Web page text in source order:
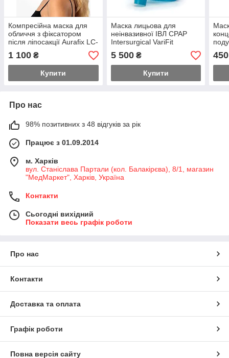
Компресійна маска для
обличчя з фіксатором
після ліпосакції Aurafix LC-
1810
1 100 ₴
Купити
Маска лицьова для
неінвазивної ІВЛ CPAP
Intersurgical VariFit
5 500₴
Купити
450
Про нас
98% позитивних з 48 відгуків за рік
Працює з 01.09.2014
м. Харків
вул. Станіслава Партали (кол. Балакірєва), 8/1, магазин
"МедМаркет", Харків, Україна
Контакти
Сьогодні вихідний
Показати весь графік роботи
Про нас
Контакти
Доставка та оплата
Графік роботи
Повна версія сайту